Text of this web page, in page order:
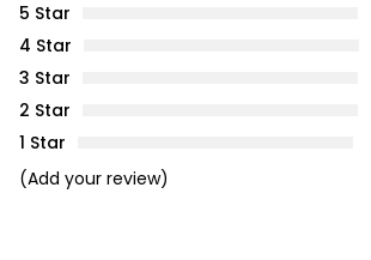
5 Star
4 Star
3 Star
2 Star
1 Star
(Add your review)